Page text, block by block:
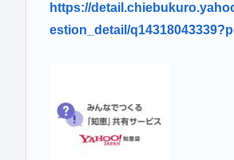
https://
estion_detail/